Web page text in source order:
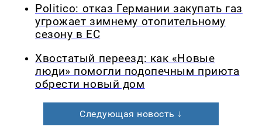
Politico: отказ Германии закупать газ
угрожает зимнему отопительному
сезону в ЕС
Хвостатый переезд: как «Новые
люди» помогли подопечным приюта
обрести новый дом
Следующая новость ↓